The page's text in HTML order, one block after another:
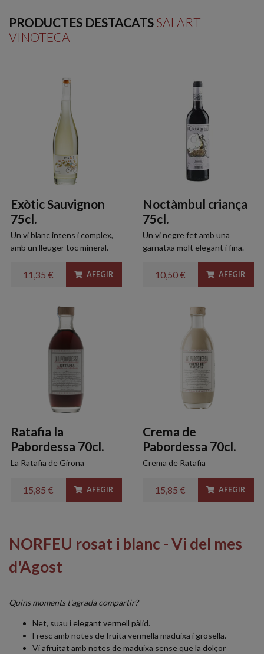
PRODUCTES DESTACATS SALART
VINOTECA
Exòtic Sauvignon
75cl.
Un vi blanc intens i complex,
amb un lleuger toc mineral.
11,35 € AFEGIR
Noctàmbul criança
75cl.
Un vi negre fet amb una
garnatxa molt elegant i fina.
10,50 € AFEGIR
Ratafia la
Pabordessa 70cl.
La Ratafia de Girona
15,85 € AFEGIR
Crema de
Pabordessa 70cl.
Crema de Ratafia
15,85 € AFEGIR
NORFEU rosat i blanc - Vi del mes
d'Agost
Quins moments t'agrada compartir?
Net, suau i elegant vermell pàlid.
Fresc amb notes de fruita vermella maduixa i grosella.
Vi afruitat amb notes de maduixa sense que la dolçor